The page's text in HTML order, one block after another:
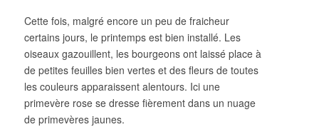
Cette fois, malgré encore un peu de fraicheur
certains jours, le printemps est bien installé. Les
oiseaux gazouillent, les bourgeons ont laissé place à
de petites feuilles bien vertes et des fleurs de toutes
les couleurs apparaissent alentours. Ici une
primevère rose se dresse fièrement dans un nuage
de primevères jaunes.